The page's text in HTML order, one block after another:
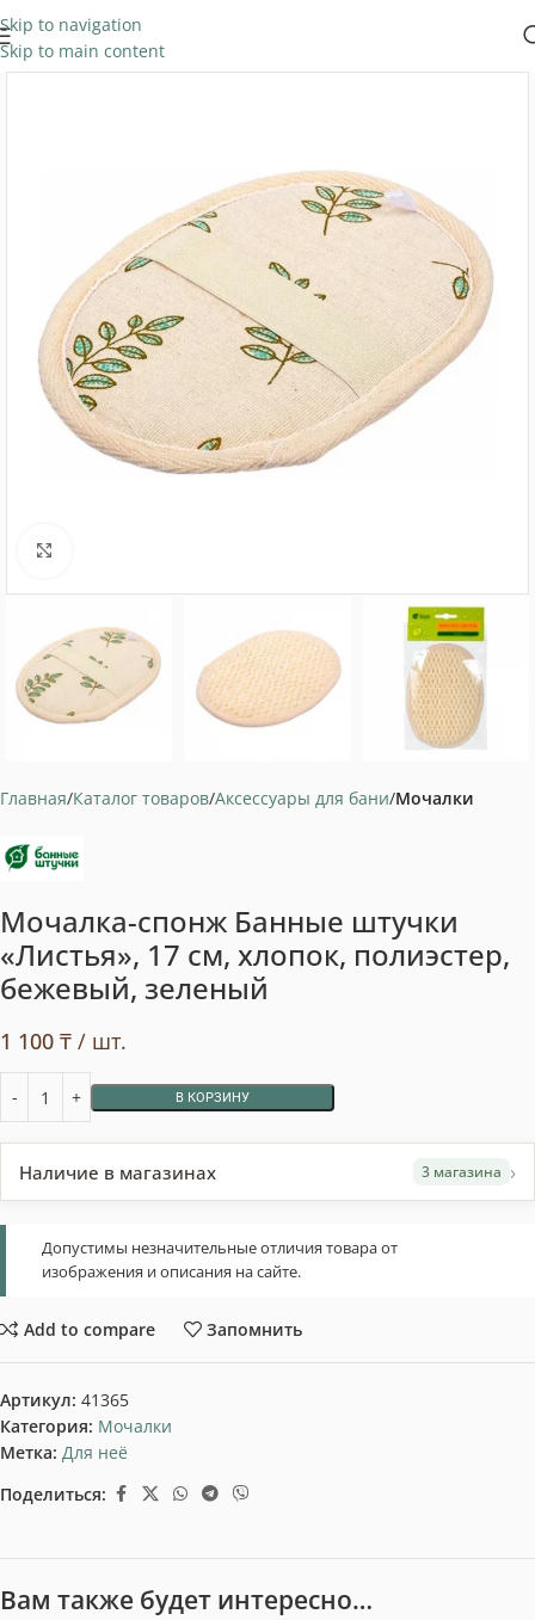
Skip to navigation
Skip to main content
Главная Каталог товаров Аксессуары для бани Мочалки
Мочалка-спонж Банные штучки
«Листья», 17 см, хлопок, полиэстер,
бежевый, зеленый
1 100 ₸ / шт.
В КОРЗИНУ
Наличие в магазинах 3 магазина ›
Допустимы незначительные отличия товара от
изображения и описания на сайте.
Add to compare Запомнить
Артикул: 41365
Категория: Мочалки
Метка: Для неё
Поделиться:
Вам также будет интересно…